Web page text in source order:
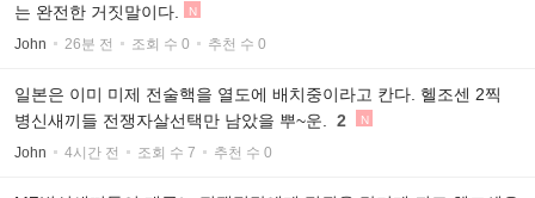
는 완전한 거짓말이다.
N
John 26분 전 조회 수 0 추천 수 0
일본은 이미 미제 전술핵을 열도에 배치중이라고 칸다. 헬조센 2찍
병신새끼들 전쟁자살선택만 남았을 뿌~운.
2 N
John 4시간 전 조회 수 7 추천 수 0